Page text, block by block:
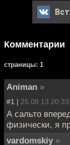
Комментарии
cтраницы: 1
Animan »
#1 | 25.08.13 20:33
А сальто
физически, я
vardomskiy »